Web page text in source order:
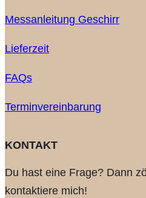
Messanleitung Geschirr
Lieferzeit
FAQs
Terminvereinbarung
KONTAKT
Du hast eine Frage? Dann
kontaktiere mich!